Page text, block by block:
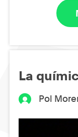
La
Pol